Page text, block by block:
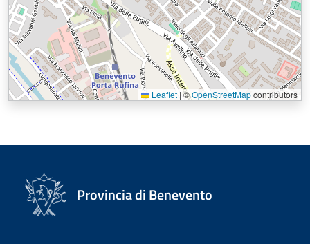
Leaflet |©OpenStreetMapcontributors
Provincia di Benevento